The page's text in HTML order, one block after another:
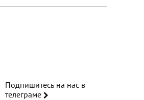
Подпишитесь на нас в
телеграме